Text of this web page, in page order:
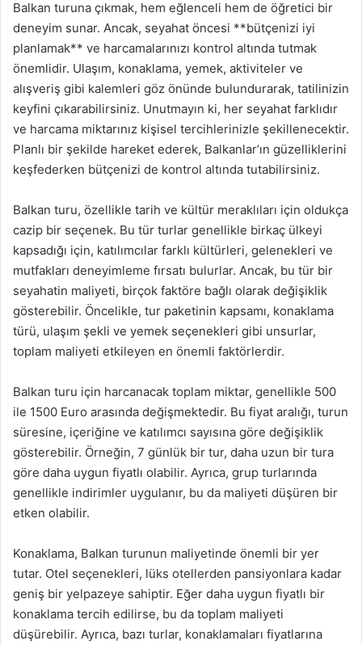
Balkan turuna çıkmak, hem eğlenceli hem de öğretici bir
deneyim sunar. Ancak, seyahat öncesi **bütçenizi iyi
planlamak** ve harcamalarınızı kontrol altında tutmak
önemlidir. Ulaşım, konaklama, yemek, aktiviteler ve
alışveriş gibi kalemleri göz önünde bulundurarak, tatilinizin
keyfini çıkarabilirsiniz. Unutmayın ki, her seyahat farklıdır
ve harcama miktarınız kişisel tercihlerinizle şekillenecektir.
Planlı bir şekilde hareket ederek, Balkanlar’ın güzelliklerini
keşfederken bütçenizi de kontrol altında tutabilirsiniz.
Balkan turu, özellikle tarih ve kültür meraklıları için oldukça
cazip bir seçenek. Bu tür turlar genellikle birkaç ülkeyi
kapsadığı için, katılımcılar farklı kültürleri, gelenekleri ve
mutfakları deneyimleme fırsatı bulurlar. Ancak, bu tür bir
seyahatin maliyeti, birçok faktöre bağlı olarak değişiklik
gösterebilir. Öncelikle, tur paketinin kapsamı, konaklama
türü, ulaşım şekli ve yemek seçenekleri gibi unsurlar,
toplam maliyeti etkileyen en önemli faktörlerdir.
Balkan turu için harcanacak toplam miktar, genellikle 500
ile 1500 Euro arasında değişmektedir. Bu fiyat aralığı, turun
süresine, içeriğine ve katılımcı sayısına göre değişiklik
gösterebilir. Örneğin, 7 günlük bir tur, daha uzun bir tura
göre daha uygun fiyatlı olabilir. Ayrıca, grup turlarında
genellikle indirimler uygulanır, bu da maliyeti düşüren bir
etken olabilir.
Konaklama, Balkan turunun maliyetinde önemli bir yer
tutar. Otel seçenekleri, lüks otellerden pansiyonlara kadar
geniş bir yelpazeye sahiptir. Eğer daha uygun fiyatlı bir
konaklama tercih edilirse, bu da toplam maliyeti
düşürebilir. Ayrıca, bazı turlar, konaklamaları fiyatlarına